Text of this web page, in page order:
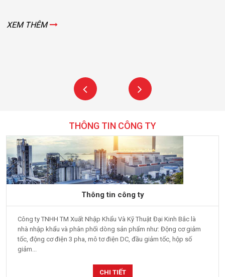
THÔNG TIN CÔNG TY
Thông tin công ty
Công ty TNHH TM Xuất Nhập Khẩu Và Kỹ Thuật Đại Kinh Bắc là
nhà nhập khẩu và phân phối dòng sản phẩm như: Động cơ giảm
tốc, động cơ điện 3 pha, mô tơ điện DC, đầu giảm tốc, hộp số
giảm...
CHI TIẾT